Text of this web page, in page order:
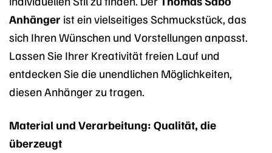
Anhänger ist ein vielseitiges Schmuckstück, das
sich Ihren Wünschen und Vorstellungen anpasst.
Lassen Sie Ihrer Kreativität freien Lauf und
entdecken Sie die unendlichen Möglichkeiten,
diesen Anhänger zu tragen.
Material und Verarbeitung: Qualität, die
überzeugt